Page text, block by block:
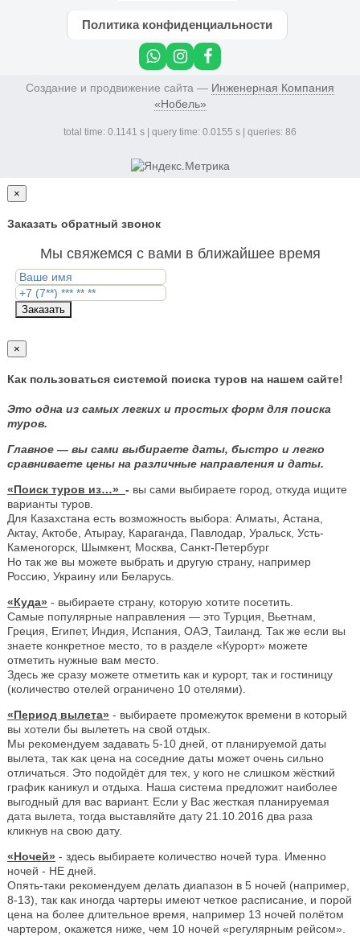
Политика конфиденциальности
Создание и продвижение сайта — Инженерная Компания
«Нобель»
total time: 0.1141 s | query time: 0.0155 s | queries: 86
×
Заказать обратный звонок
Мы свяжемся с вами в ближайшее время
Заказать
×
Как пользоваться системой поиска туров на нашем сайте!
Это одна из самых легких и простых форм для поиска
туров.
Главное — вы сами выбираете даты, быстро и легко
сравниваете цены на различные направления и даты.
«Поиск туров из…» - вы сами выбираете город, откуда ищите
варианты туров.
Для Казахстана есть возможность выбора: Алматы, Астана,
Актау, Актобе, Атырау, Караганда, Павлодар, Уральск, Усть-
Каменогорск, Шымкент, Москва, Санкт-Петербург
Но так же вы можете выбрать и другую страну, например
Россию, Украину или Беларусь.
«Куда» - выбираете страну, которую хотите посетить.
Самые популярные направления — это Турция, Вьетнам,
Греция, Египет, Индия, Испания, ОАЭ, Таиланд. Так же если вы
знаете конкретное место, то в разделе «Курорт» можете
отметить нужные вам место.
Здесь же сразу можете отметить как и курорт, так и гостиницу
(количество отелей ограничено 10 отелями).
«Период вылета» - выбираете промежуток времени в который
вы хотели бы вылететь на свой отдых.
Мы рекомендуем задавать 5-10 дней, от планируемой даты
вылета, так как цена на соседние даты может очень сильно
отличаться. Это подойдёт для тех, у кого не слишком жёсткий
график каникул и отдыха. Наша система предложит наиболее
выгодный для вас вариант. Если у Вас жесткая планируемая
дата вылета, тогда выставляйте дату 21.10.2016 два раза
кликнув на свою дату.
«Ночей» - здесь выбираете количество ночей тура. Именно
ночей - НЕ дней.
Опять-таки рекомендуем делать диапазон в 5 ночей (например,
8-13), так как иногда чартеры имеют четкое расписание, и порой
цена на более длительное время, например 13 ночей полётом
чартером, окажется ниже, чем 10 ночей «регулярным рейсом».